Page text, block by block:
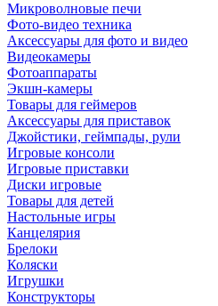
Микроволновые печи
Фото-видео техника
Аксессуары для фото и видео
Видеокамеры
Фотоаппараты
Экшн-камеры
Товары для геймеров
Аксессуары для приставок
Джойстики, геймпады, рули
Игровые консоли
Игровые приставки
Диски игровые
Товары для детей
Настольные игры
Канцелярия
Брелоки
Коляски
Игрушки
Конструкторы